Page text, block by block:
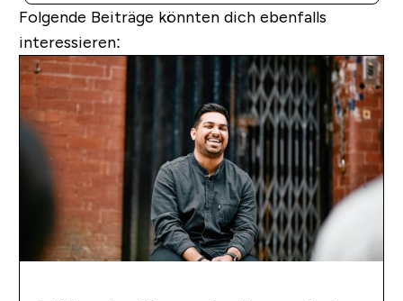
Folgende Beiträge könnten dich ebenfalls
interessieren: